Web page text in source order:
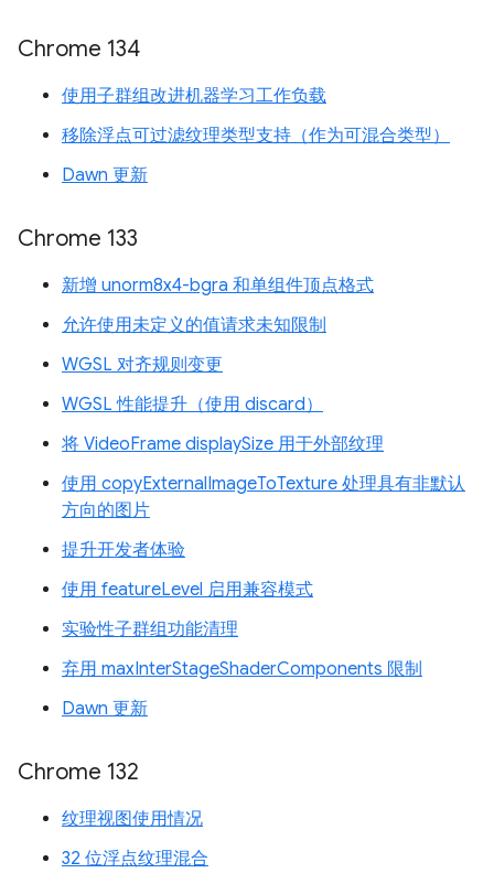
Chrome 134
使用子群组改进机器学习工作负载
移除浮点可过滤纹理类型支持（作为可混合类型）
Dawn 更新
Chrome 133
新增 unorm8x4-bgra 和单组件顶点格式
允许使用未定义的值请求未知限制
WGSL 对齐规则变更
WGSL 性能提升（使用 discard）
将 VideoFrame displaySize 用于外部纹理
使用 copyExternalImageToTexture 处理具有非默认
方向的图片
提升开发者体验
使用 featureLevel 启用兼容模式
实验性子群组功能清理
弃用 maxInterStageShaderComponents 限制
Dawn 更新
Chrome 132
纹理视图使用情况
32 位浮点纹理混合